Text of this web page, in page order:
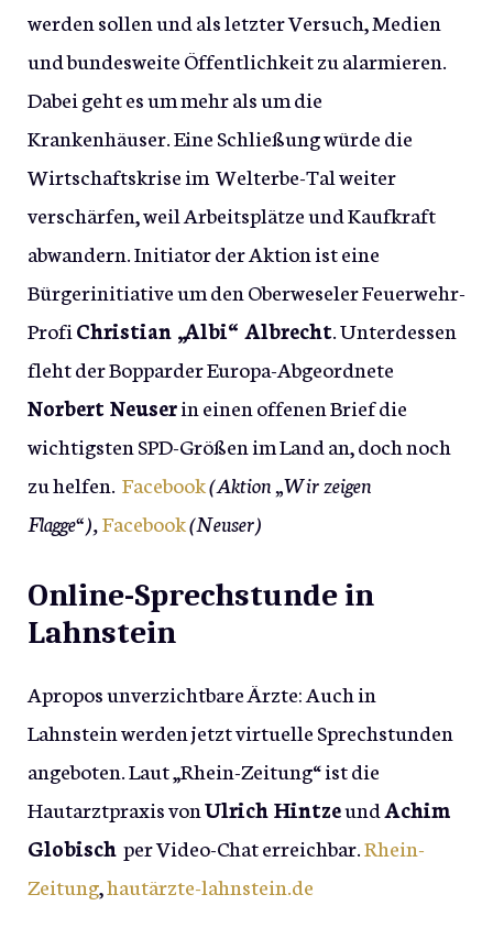
werden sollen und als letzter Versuch, Medien
und bundesweite Öffentlichkeit zu alarmieren.
Dabei geht es um mehr als um die
Krankenhäuser. Eine Schließung würde die
Wirtschaftskrise im Welterbe-Tal weiter
verschärfen, weil Arbeitsplätze und Kaufkraft
abwandern. Initiator der Aktion ist eine
Bürgerinitiative um den Oberweseler Feuerwehr-
Profi Christian „Albi“ Albrecht. Unterdessen
fleht der Bopparder Europa-Abgeordnete
Norbert Neuserin einen offenen Brief die
wichtigsten SPD-Größen im Land an, doch noch
zu helfen. Facebook(Aktion „Wir zeigen
Flagge“),Facebook(Neuser)
Online-Sprechstunde in
Lahnstein
Apropos unverzichtbare Ärzte: Auch in
Lahnstein werden jetzt virtuelle Sprechstunden
angeboten. Laut „Rhein-Zeitung“ ist die
Hautarztpraxis vonUlrich HintzeundAchim
Globisch per Video-Chat erreichbar.Rhein-
Zeitung,hautärzte-lahnstein.de